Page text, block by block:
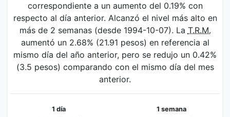
correspondiente a un aumento del 0.19% con
respecto al día anterior. Alcanzó el nivel más alto en
más de 2 semanas (desde 1994-10-07). La T.R.M.
aumentó un 2.68% (21.91 pesos) en referencia al
mismo día del año anterior, pero se redujo un 0.42%
(3.5 pesos) comparando con el mismo día del mes
anterior.
1 día
1 semana